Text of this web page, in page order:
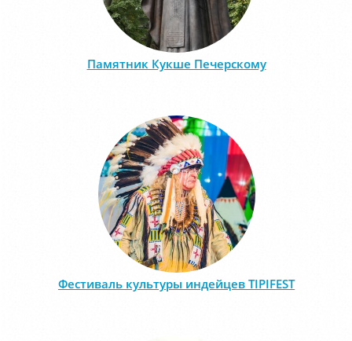
Памятник Кукше Печерскому
Фестиваль культуры индейцев TIPIFEST